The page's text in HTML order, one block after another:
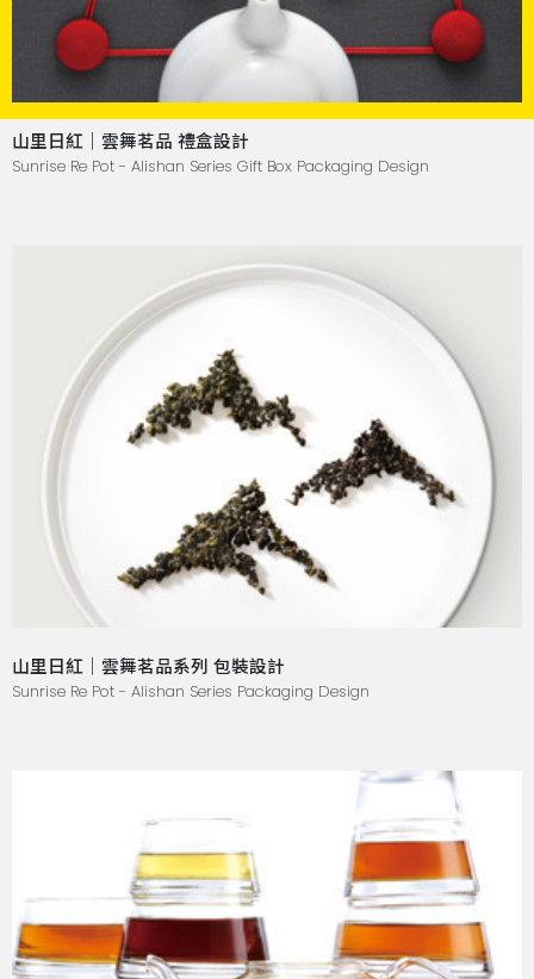
山里日紅｜雲舞茗品 禮盒設計
Sunrise Re Pot - Alishan Series Gift Box Packaging Design
山里日紅｜雲舞茗品系列 包裝設計
Sunrise Re Pot - Alishan Series Packaging Design